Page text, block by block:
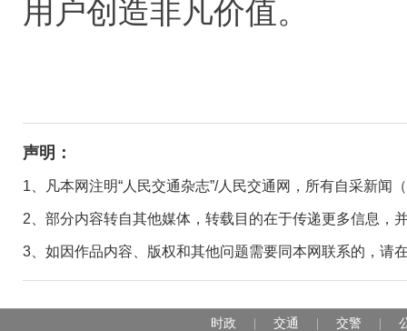
用户创造非凡价值。
声明：
1、凡本网注明“人民交通杂志”/人民交通网，所有自采新
2、部分内容转自其他媒体，转载目的在于传递更多信息，
3、如因作品内容、版权和其他问题需要同本网联系的，请
时政 交通 交警